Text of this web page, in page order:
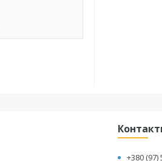
+380 (97)